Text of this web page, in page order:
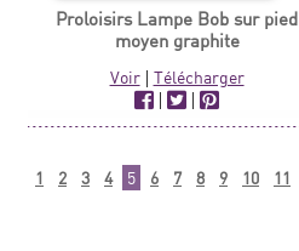
Proloisirs Lampe Bob sur pied
moyen graphite
Voir| Télécharger
|
|
1
2 3 4 5 6 7 8 9 10 11